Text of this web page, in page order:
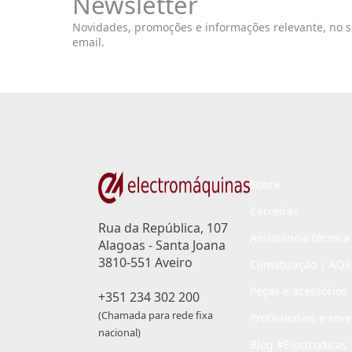
Novidades, promoções e informações relevante, no
email.
Rua da República, 107
Alagoas - Santa Joana
3810-551 Aveiro
+351 234 302 200
(Chamada para rede fixa
nacional)